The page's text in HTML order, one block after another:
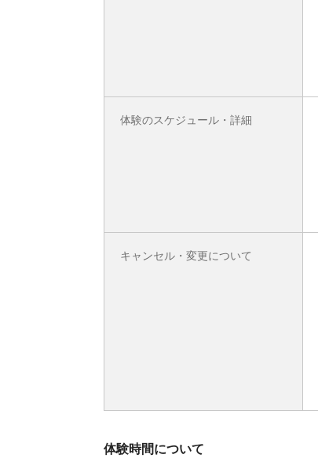
体験のスケジュール・詳細
キャンセル・変更について
体験時間について